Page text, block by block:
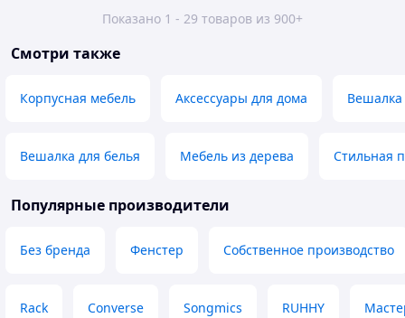
Показано 1 - 29 товаров из 900+
Смотри также
Корпусная мебель Аксессуары для дома
Вешалка для белья Мебель из дерева Стильная
Популярные производители
Без бренда Фенстер Собственное производство
Rack Converse Songmics RUHHY